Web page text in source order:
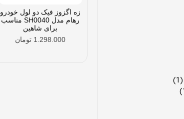
(1)
زه اگزوز فیک دو لول خودرو
رهام مدل SH0040 مناسب
برای شاهین
1.298.000 تومان